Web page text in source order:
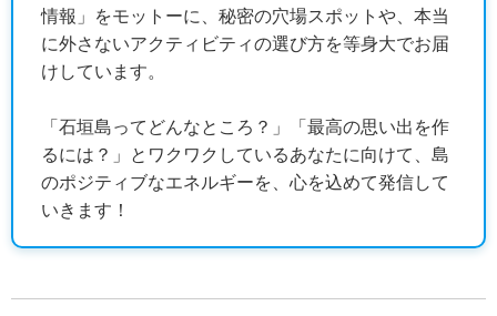
情報」をモットーに、秘密の穴場スポットや、本当
に外さないアクティビティの選び方を等身大でお届
けしています。
「石垣島ってどんなところ？」「最高の思い出を作
るには？」とワクワクしているあなたに向けて、島
のポジティブなエネルギーを、心を込めて発信して
いきます！